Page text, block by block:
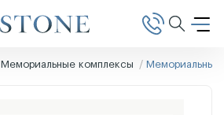
Мемориальные комплексы Мемориальный